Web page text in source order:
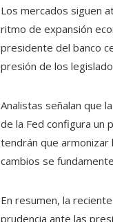
Los mercados siguen
ritmo de expansión
presidente del banco
presión de los
Analistas señalan que
de la Fed configura un
tendrán que armonizar
cambios se
En resumen, la
prudencia ante las